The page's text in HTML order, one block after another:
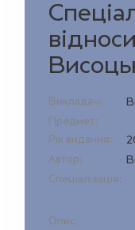
Викладач:
Предмет:
Рік видання:
Автор:
Спеціалізація:
Опис: